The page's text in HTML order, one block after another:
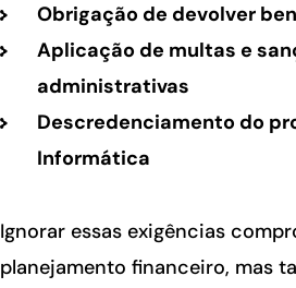
Obrigação de devolver
Aplicação de multas e
administrativas
Descredenciamento do
Informática
Ignorar essas exigências
planejamento financeiro, mas